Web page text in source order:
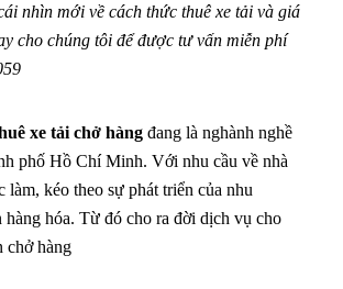
nhìn mới về cách thức thuê xe tải và giá
cho chúng tôi để được tư vấn miễn phí
xe tải chở hàng đang là nghành nghề
phố Hồ Chí Minh. Với nhu cầu về nhà
làm, kéo theo sự phát triển của nhu
hàng hóa. Từ đó cho ra đời dịch vụ cho
chở hàng